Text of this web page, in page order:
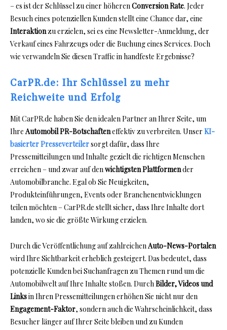
– es ist der Schlüssel zu einer höherenConversion Rate. Jeder
Besuch eines potenziellen Kunden stellt eine Chance dar, eine
Interaktionzu erzielen, sei es eine Newsletter-Anmeldung, der
Verkauf eines Fahrzeugs oder die Buchung eines Services. Doch
wie verwandeln Sie diesen Traffic in handfeste Ergebnisse?
CarPR.de: Ihr Schlüssel zu mehr
Reichweite und Erfolg
Mit CarPR.de haben Sie den idealen Partner an Ihrer Seite, um
Ihre Automobil PR-Botschafteneffektiv zu verbreiten. Unser KI-
basierter Presseverteilersorgt dafür, dass Ihre
Pressemitteilungen und Inhalte gezielt die richtigen Menschen
erreichen – und zwar auf denwichtigsten Plattformender
Automobilbranche. Egal ob Sie Neuigkeiten,
Produkteinführungen, Events oder Branchenentwicklungen
teilen möchten – CarPR.de stellt sicher, dass Ihre Inhalte dort
landen, wo sie die größte Wirkung erzielen.
Durch die Veröffentlichung auf zahlreichenAuto-News-Portalen
wird Ihre Sichtbarkeit erheblich gesteigert. Das bedeutet, dass
potenzielle Kunden bei Suchanfragen zu Themen rund um die
Automobilwelt auf Ihre Inhalte stoßen. DurchBilder, Videos und
Linksin Ihren Pressemitteilungen erhöhen Sie nicht nur den
Engagement-Faktor, sondern auch die Wahrscheinlichkeit, dass
Besucher länger auf Ihrer Seite bleiben und zu Kunden